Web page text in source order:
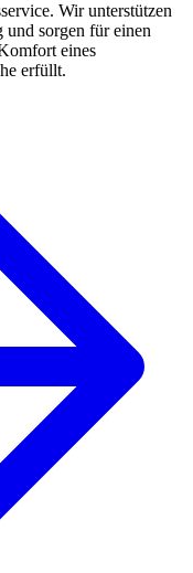
Wir unterstützen
sorgen für einen
eines
erfüllt.